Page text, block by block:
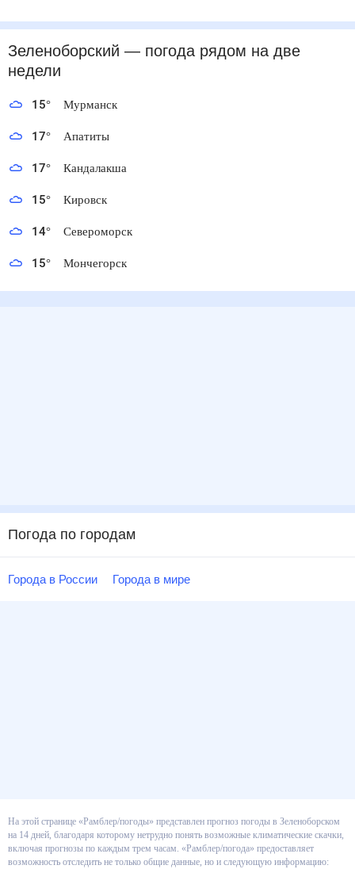
Зеленоборский— погода рядом на две
недели
15° Мурманск
17° Апатиты
17° Кандалакша
15° Кировск
14° Североморск
15° Мончегорск
Погода по городам
Города в России Города в мире
На этой странице «Рамблер/погоды» представлен прогноз погоды в
Зеленоборском на 14 дней, благодаря которому нетрудно понять
возможные климатические скачки, включая прогнозы по каждым трем
часам. «Рамблер/погода» предоставляет возможность отследить не